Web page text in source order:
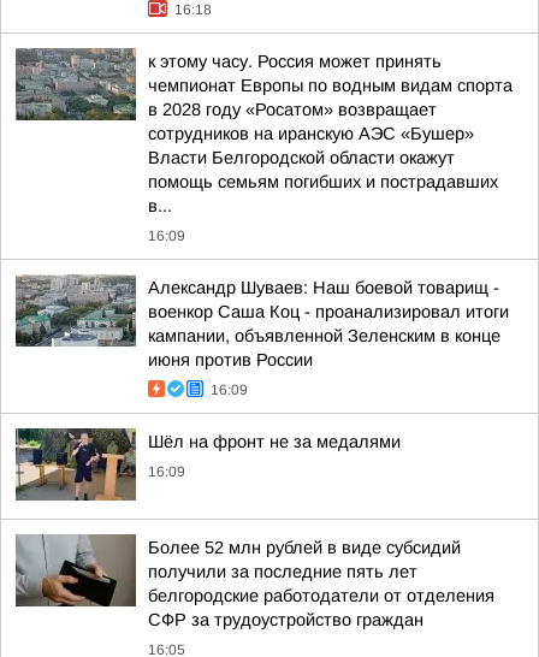
16:18
к этому часу. Россия может принять
чемпионат Европы по водным видам спорта
в 2028 году «Росатом» возвращает
сотрудников на иранскую АЭС «Бушер»
Власти Белгородской области окажут
помощь семьям погибших и пострадавших
в...
16:09
Александр Шуваев: Наш боевой товарищ -
военкор Саша Коц - проанализировал итоги
кампании, объявленной Зеленским в конце
июня против России
16:09
Шёл на фронт не за медалями
16:09
Более 52 млн рублей в виде субсидий
получили за последние пять лет
белгородские работодатели от отделения
СФР за трудоустройство граждан
16:05